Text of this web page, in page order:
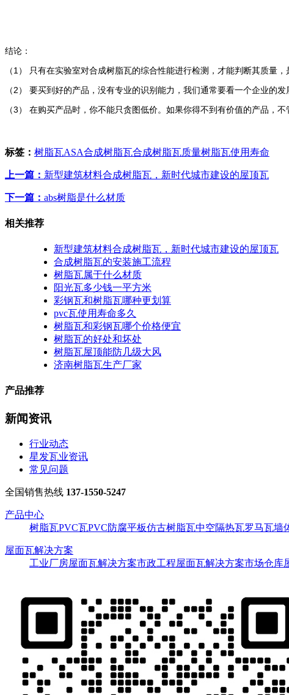
结论：
（1） 只有在实验室对合成树脂瓦的综合性能进行检测，才能判断其质量，
（2） 要买到好的产品，没有专业的识别能力，我们通常要看一个企业的
（3） 在购买产品时，你不能只贪图低价。如果你得不到有价值的产品，不
标签： 树脂瓦ASA合成树脂瓦合成树脂瓦质量树脂瓦使用寿命
上一篇： 新型建筑材料合成树脂瓦，新时代城市建设的屋顶瓦
下一篇： abs树脂是什么材质
相关推荐
新型建筑材料合成树脂瓦，新时代城市建设的屋顶瓦
合成树脂瓦的安装施工流程
树脂瓦属于什么材质
阳光瓦多少钱一平方米
彩钢瓦和树脂瓦哪种更划算
pvc瓦使用寿命多久
树脂瓦和彩钢瓦哪个价格便宜
树脂瓦的好处和坏处
树脂瓦屋顶能防几级大风
济南树脂瓦生产厂家
产品推荐
新闻资讯
行业动态
星发瓦业资讯
常见问题
全国销售热线 137-1550-5247
产品中心
树脂瓦PVC瓦PVC防腐平板仿古树脂瓦中空隔热瓦罗马瓦墙
屋面瓦解决方案
工业厂房屋面瓦解决方案市政工程屋面瓦解决方案市场仓库